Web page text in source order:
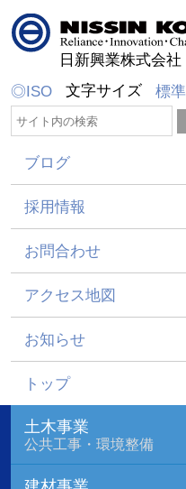
日新興業株式会社
◎ISO
文字サイズ 標準
ブログ
採用情報
お問合わせ
アクセス地図
お知らせ
トップ
土木事業
公共工事・環境整備